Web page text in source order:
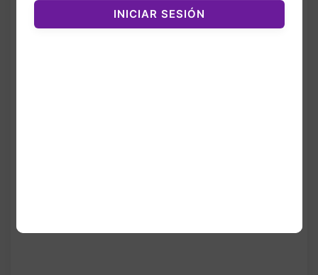
ajuste seguro. Incluyen el icónico detalle de
las 3 franjas, cuello y lengüeta acolchados,
INICIAR SESIÓN